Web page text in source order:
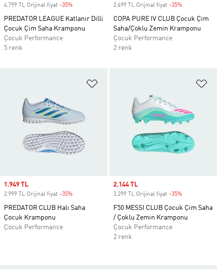
4.799 TL Orijinal fiyat -35%
PREDATOR LEAGUE Katlanır Dilli
Çocuk Çim Saha Kramponu
Çocuk Performance
5 renk
2.699 TL Orijinal fiyat -35%
COPA PURE IV CLUB Çocuk Çim
Saha/Çoklu Zemin Kramponu
Çocuk Performance
2 renk
Sale price
1.949 TL
2.999 TL Orijinal fiyat -35%
PREDATOR CLUB Halı Saha
Çocuk Kramponu
Çocuk Performance
Sale price
2.144 TL
3.299 TL Orijinal fiyat -35%
F50 MESSI CLUB Çocuk Çim Saha
/ Çoklu Zemin Kramponu
Çocuk Performance
2 renk